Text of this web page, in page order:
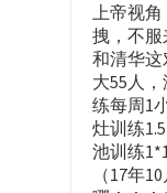
上帝视
拽，不
和清华
大55人
练每周1
灶训练
池训练
（17年